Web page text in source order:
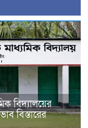
বিদ্যালয়ের
বিস্তারের